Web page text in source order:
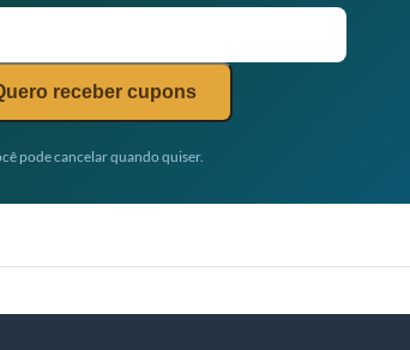
receber cupons
pode cancelar quando quiser.